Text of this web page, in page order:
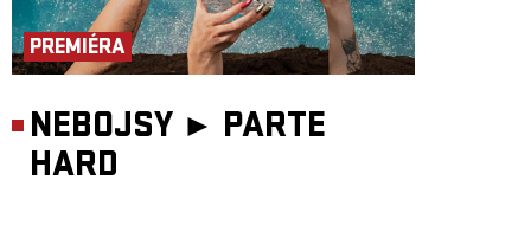
PREMIÉRA
NEBOJSY ► PARTE
HARD